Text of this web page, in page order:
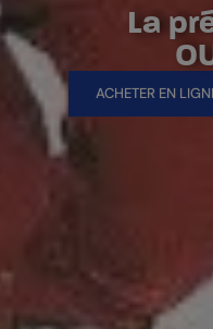
La pr
O
ACHETER EN